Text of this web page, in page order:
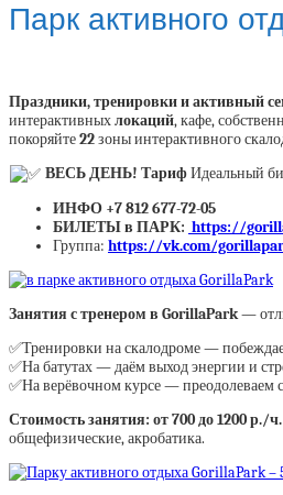
Парк активного
Праздники, тренировки и активный
интерактивныхлокаций, кафе,
покоряйте22зоны интерактивного
ВЕСЬ ДЕНЬ! ТарифИдеальный
ИНФО +7 812 677-72-05
БИЛЕТЫ в ПАРК: https://
Группа: https://vk.com/
Занятия с тренером в GorillaPark—
✅Тренировки на скалодроме —
✅На батутах — даём выход энергии и
✅На верёвочном курсе — преодолеваем
Стоимость занятия: от 700 до 1200 р./ч.
общефизические, акробатика.